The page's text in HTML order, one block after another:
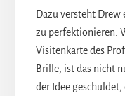
Dazu versteht
zu perfektionieren.
Visitenkarte des
Brille, ist das nicht
der Idee geschuldet,